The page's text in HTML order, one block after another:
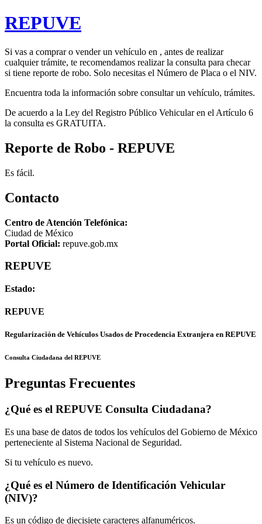
REPUVE
Si vas a comprar o vender un vehículo en , antes de realizar
cualquier trámite, te recomendamos realizar la consulta para checar
si tiene reporte de robo. Solo necesitas el Número de Placa o el NIV.
Encuentra toda la información sobre consultar un vehículo, trámites.
De acuerdo a la Ley del Registro Público Vehicular en el Artículo 6
la consulta es GRATUITA.
Reporte de Robo - REPUVE
Es fácil.
Contacto
Centro de Atención Telefónica:
Ciudad de México
Portal Oficial: repuve.gob.mx
REPUVE
Estado:
REPUVE
Regularización de Vehículos Usados de Procedencia Extranjera en REPUVE
Consulta Ciudadana del REPUVE
Preguntas Frecuentes
¿Qué es el REPUVE Consulta Ciudadana?
Es una base de datos de todos los vehículos del Gobierno de México
perteneciente al Sistema Nacional de Seguridad.
Si tu vehículo es nuevo.
¿Qué es el Número de Identificación Vehicular
(NIV)?
Es un código de diecisiete caracteres alfanuméricos.